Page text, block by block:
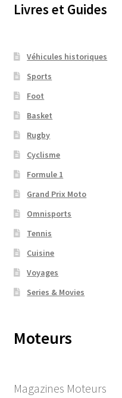
Livres et Guides
Véhicules historiques
Sports
Foot
Basket
Rugby
Cyclisme
Formule 1
Grand Prix Moto
Omnisports
Tennis
Cuisine
Voyages
Series & Movies
Moteurs
Magazines Moteurs